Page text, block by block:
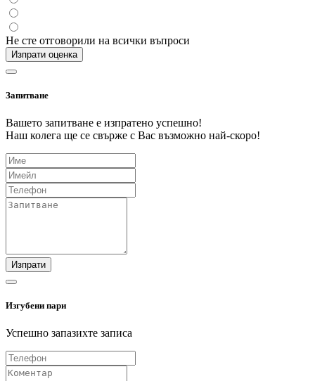
Не сте отговорили на всички въпроси
Изпрати оценка
Запитване
Вашето запитване е изпратено успешно!
Наш колега ще се свърже с Вас възможно най-скоро!
Изпрати
Изгубени пари
Успешно запазихте записа